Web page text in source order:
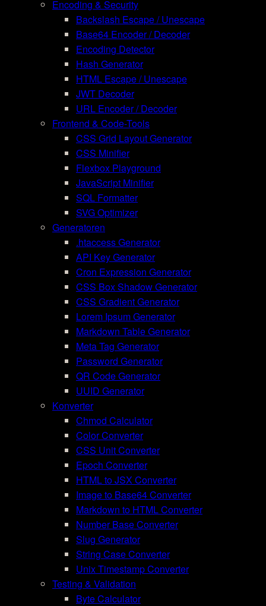
Encoding & Security
Backslash Escape / Unescape
Base64 Encoder / Decoder
Encoding Detector
Hash Generator
HTML Escape / Unescape
JWT Decoder
URL Encoder / Decoder
Frontend & Code-Tools
CSS Grid Layout Generator
CSS Minifier
Flexbox Playground
JavaScript Minifier
SQL Formatter
SVG Optimizer
Generatoren
.htaccess Generator
API Key Generator
Cron Expression Generator
CSS Box Shadow Generator
CSS Gradient Generator
Lorem Ipsum Generator
Markdown Table Generator
Meta Tag Generator
Password Generator
QR Code Generator
UUID Generator
Konverter
Chmod Calculator
Color Converter
CSS Unit Converter
Epoch Converter
HTML to JSX Converter
Image to Base64 Converter
Markdown to HTML Converter
Number Base Converter
Slug Generator
String Case Converter
Unix Timestamp Converter
Testing & Validation
Byte Calculator